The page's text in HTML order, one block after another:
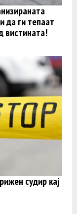
да ги тепаат
вистината!
судир кај